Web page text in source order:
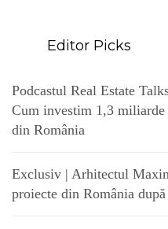
Editor Picks
Podcastul Real Estate
Cum investim 1,3
din România
Exclusiv | Arhitectul
proiecte din România